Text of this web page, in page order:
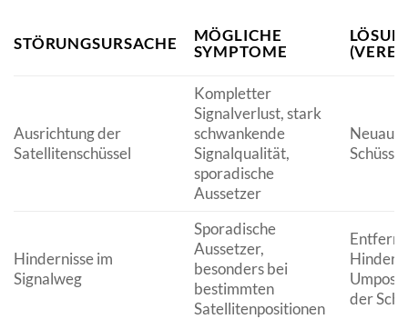
STÖRUNGSURSACHE
MÖGLICHE
SYMPTOME
Ausrichtung der
Satellitenschüssel
Kompletter
Signalverlust, stark
schwankende
Signalqualität,
sporadische
Aussetzer
Schüssel
Hindernisse im
Signalweg
Sporadische
Aussetzer,
besonders bei
bestimmten
Satellitenpositionen
der